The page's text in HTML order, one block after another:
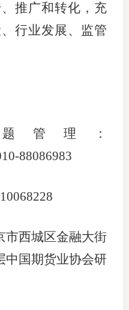
推广和转化，充
行业发展、监管
管理：
88086983
市西城区金融大街
中国期货业协会研